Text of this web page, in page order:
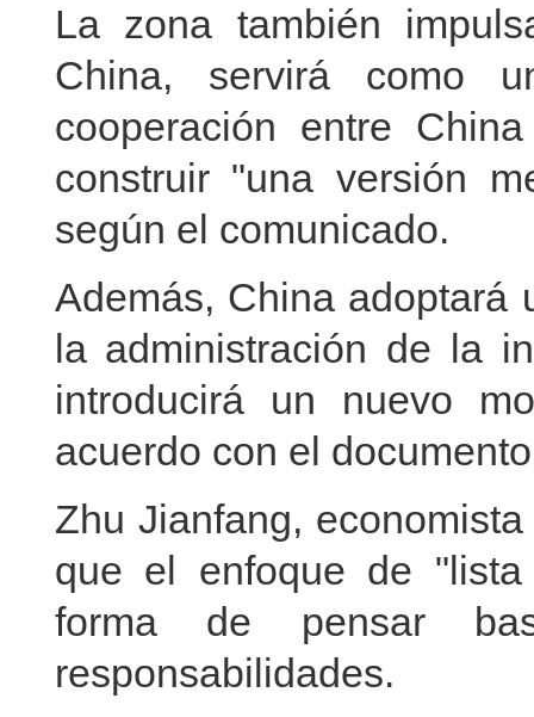
La zona también
China, servirá como
cooperación entre
construir "una versión
según el comunicado.
Además, China adoptará
la administración de la
introducirá un nuevo
acuerdo con el
Zhu Jianfang,
que el enfoque de
forma de pensar
responsabilidades.